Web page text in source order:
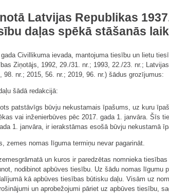
Latvijas Republikas
daļas spēkā stāšanās
Civillikuma ievada, mantojuma tiesību un lietu
Ziņotājs, 1992, 29./31. nr.; 1993, 22./23. nr.;
nr.; 2015, 56. nr.; 2019, 96. nr.) šādus grozījumus:
šādā redakcijā:
patstāvīgs būvju nekustamais īpašums, uz kuru
vai inženierbūves pēc 2017. gada 1. janvāra. Šīs
1. janvāra, ir ierakstāmas esošā būvju nekustamā
zemes nomas līguma termiņu nevar pagarināt.
un kuros ir paredzētas nomnieka
nodibinot apbūves tiesību. Uz šādu nomas līgumu
kā apbūves tiesības būtisku daļu. Visām uz
un aprobežojumi pāriet uz apbūves tiesību,